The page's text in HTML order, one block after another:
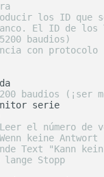
los ID que
El ID de los
baudios)
con protocolo
baudios (¡ser
serie
Leer el número de
keine Antwort
Text "Kann
Stopp